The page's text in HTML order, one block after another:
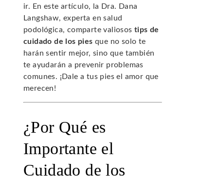
ir. En este artículo, la Dra. Dana
Langshaw, experta en salud
podológica, comparte valiosos tips de
cuidado de los pies que no solo te
harán sentir mejor, sino que también
te ayudarán a prevenir problemas
comunes. ¡Dale a tus pies el amor que
merecen!
¿Por Qué es
Importante el
Cuidado de los